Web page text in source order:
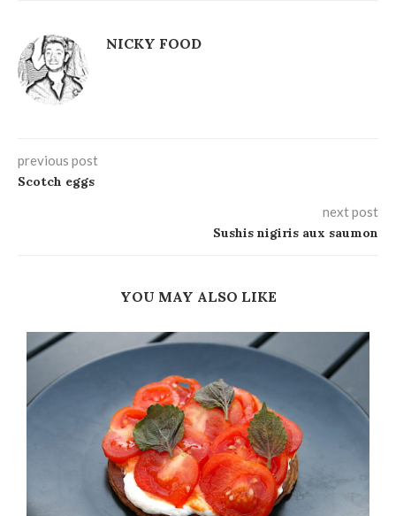
NICKY FOOD
previous post
Scotch eggs
next post
Sushis nigiris aux saumon
YOU MAY ALSO LIKE